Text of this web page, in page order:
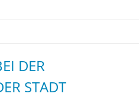
DER
STADT